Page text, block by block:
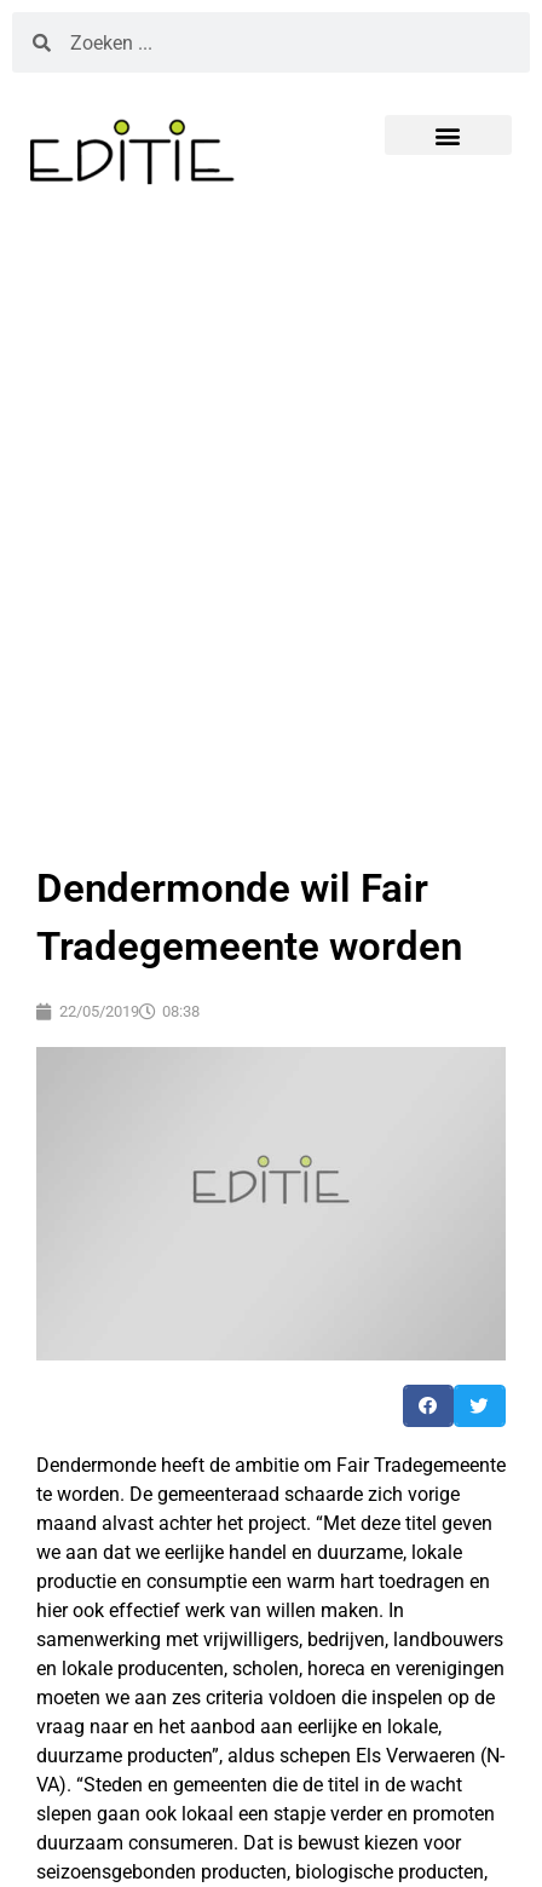
Dendermonde wil Fair
Tradegemeente worden
22/05/2019 08:38
Dendermonde heeft de ambitie om Fair Tradegemeente
te worden. De gemeenteraad schaarde zich vorige
maand alvast achter het project. “Met deze titel geven
we aan dat we eerlijke handel en duurzame, lokale
productie en consumptie een warm hart toedragen en
hier ook effectief werk van willen maken. In
samenwerking met vrijwilligers, bedrijven, landbouwers
en lokale producenten, scholen, horeca en verenigingen
moeten we aan zes criteria voldoen die inspelen op de
vraag naar en het aanbod aan eerlijke en lokale,
duurzame producten”, aldus schepen Els Verwaeren (N-
VA). “Steden en gemeenten die de titel in de wacht
slepen gaan ook lokaal een stapje verder en promoten
duurzaam consumeren. Dat is bewust kiezen voor
seizoensgebonden producten, biologische producten,